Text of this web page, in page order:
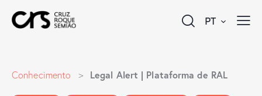
PT
Conhecimento > Legal Alert | Plataforma de RAL